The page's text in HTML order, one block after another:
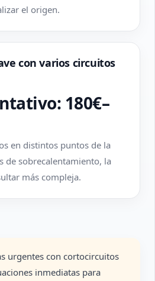
el origen.
con varios circuitos
180€–
en distintos puntos de la
de sobrecalentamiento, la
más compleja.
urgentes con cortocircuitos
inmediatas para